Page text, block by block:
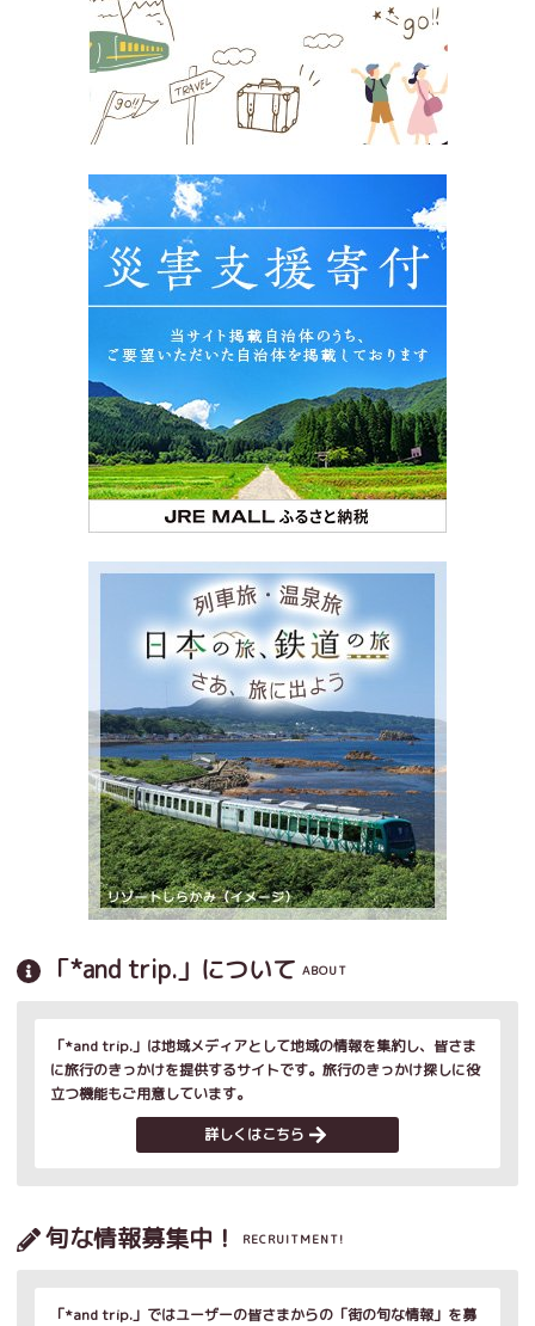
「*and trip.」について ABOUT
「*and trip.」は地域メディアとして地域の情報を集約し、皆さま
に旅行のきっかけを提供するサイトです。旅行のきっかけ探しに役
立つ機能もご用意しています。
詳しくはこちら
旬な情報募集中！ RECRUITMENT!
「*and trip.」ではユーザーの皆さまからの「街の旬な情報」を募